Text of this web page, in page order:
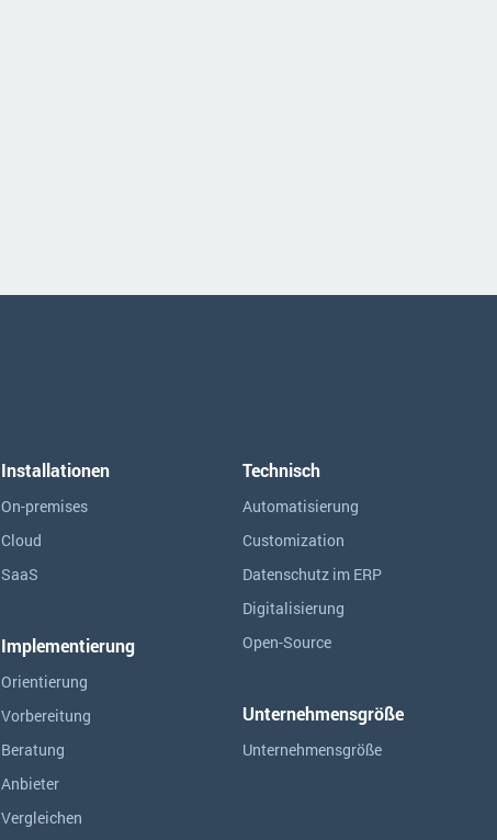
Installationen
On-premises
Cloud
SaaS
Implementierung
Orientierung
Vorbereitung
Beratung
Anbieter
Vergleichen
Technisch
Automatisierung
Customization
Datenschutz im ERP
Digitalisierung
Open-Source
Unternehmensgröße
Unternehmensgröße